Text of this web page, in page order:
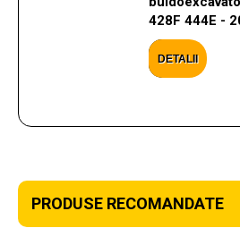
428F 444E -
DETALII
PRODUSE RECOMANDATE